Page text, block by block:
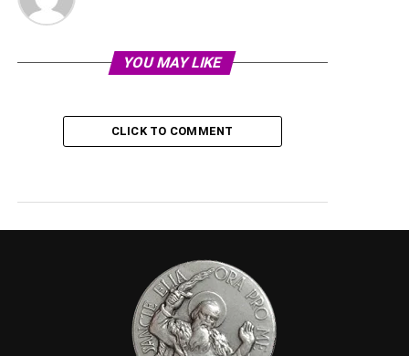
YOU MAY LIKE
CLICK TO COMMENT